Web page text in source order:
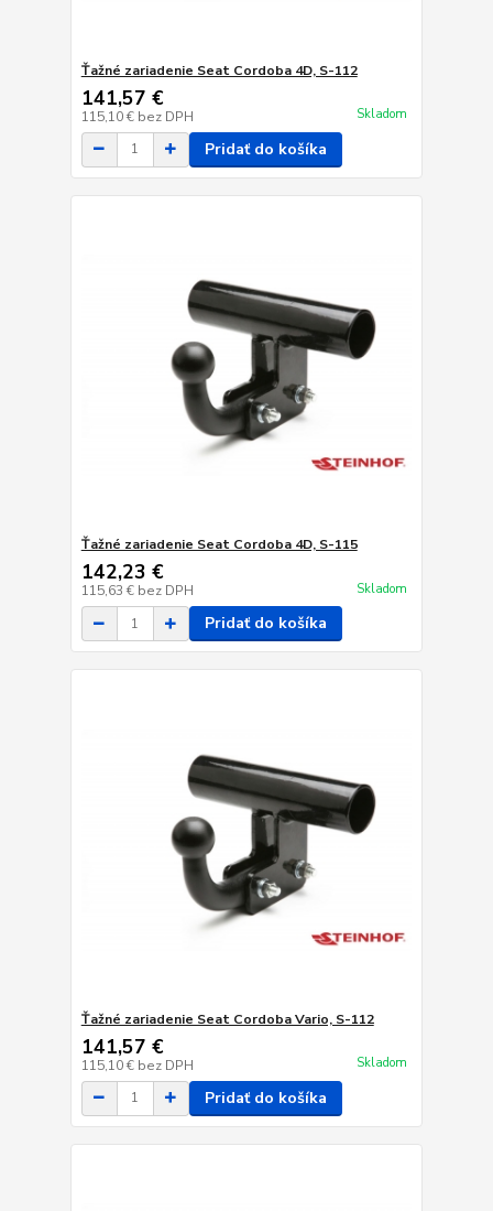
Ťažné zariadenie Seat Cordoba 4D, S-112
141,57 €
115,10 € bez DPH Skladom
Pridať do košíka
Ťažné zariadenie Seat Cordoba 4D, S-115
142,23 €
115,63 € bez DPH Skladom
Pridať do košíka
Ťažné zariadenie Seat Cordoba Vario, S-112
141,57 €
115,10 € bez DPH Skladom
Pridať do košíka